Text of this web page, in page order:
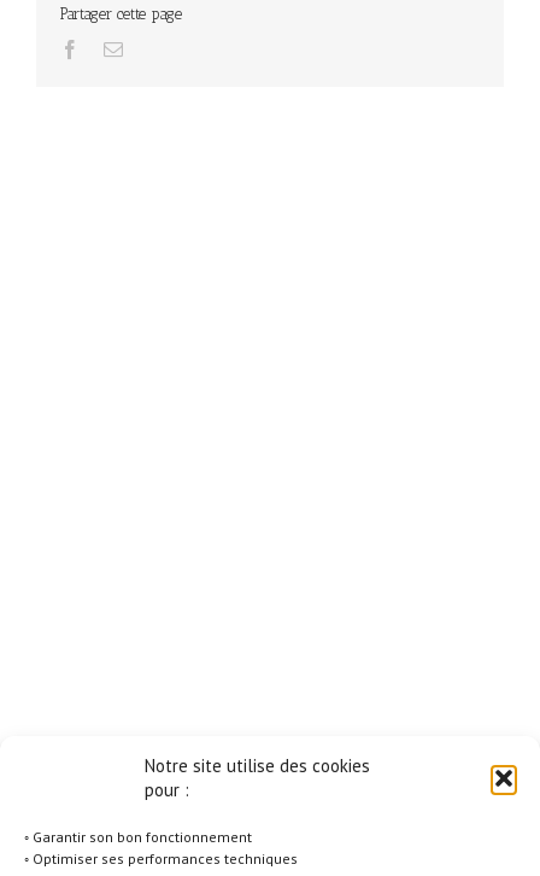
Notre site utilise des cookies
pour :
◦ Garantir son bon fonctionnement
◦ Optimiser ses performances techniques
Partager cette page